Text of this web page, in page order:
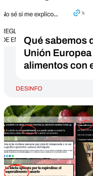
Qué sabemos
Unión
alimentos con
DESINFO